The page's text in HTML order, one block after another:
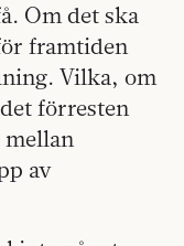
Om det ska
framtiden
Vilka, om
förresten
mellan
av